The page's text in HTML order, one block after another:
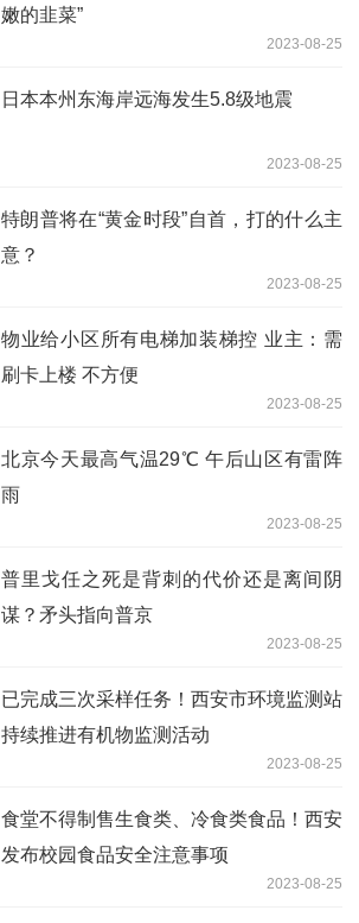
嫩的韭菜”
2023-08-25
日本本州东海岸远海发生5.8级地震
2023-08-25
特朗普将在“黄金时段”自首，打的什么主
意？
2023-08-25
物业给小区所有电梯加装梯控 业主：需
刷卡上楼 不方便
2023-08-25
北京今天最高气温29℃ 午后山区有雷阵
雨
2023-08-25
普里戈任之死是背刺的代价还是离间阴
谋？矛头指向普京
2023-08-25
已完成三次采样任务！西安市环境监测站
持续推进有机物监测活动
2023-08-25
食堂不得制售生食类、冷食类食品！西安
发布校园食品安全注意事项
2023-08-25